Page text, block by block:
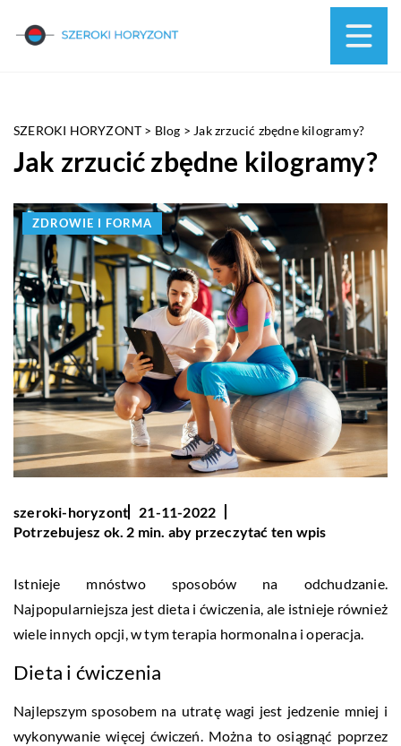
SZEROKI HORYZONT > Blog > Jak zrzucić zbędne kilogramy?
Jak zrzucić zbędne kilogramy?
ZDROWIE I FORMA
szeroki-horyzont
21-11-2022
Potrzebujesz ok. 2 min. aby przeczytać ten wpis
Istnieje mnóstwo sposobów na odchudzanie.
Najpopularniejsza jest dieta i ćwiczenia, ale istnieje również
wiele innych opcji, w tym terapia hormonalna i operacja.
Dieta i ćwiczenia
Najlepszym sposobem na utratę wagi jest jedzenie mniej i
wykonywanie więcej ćwiczeń. Można to osiągnąć poprzez